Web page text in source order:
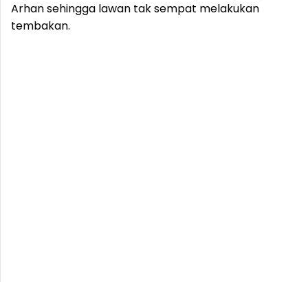
Arhan sehingga lawan tak sempat melakukan
tembakan.